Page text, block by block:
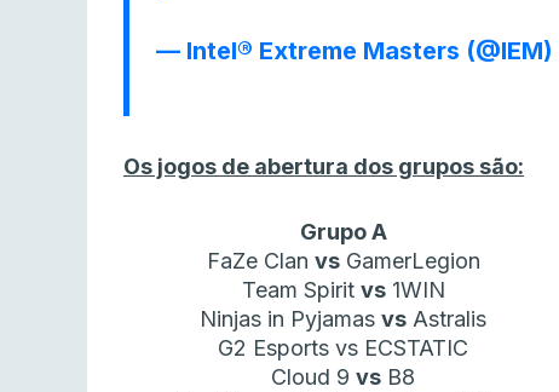
— Intel® Extreme Masters (@IEM)
Os jogos de abertura dos grupos são:
Grupo A
FaZe Clan vsGamerLegion
Team Spirit vs1WIN
Ninjas in Pyjamas vs Astralis
G2 Esports vs ECSTATIC
Cloud 9 vs B8